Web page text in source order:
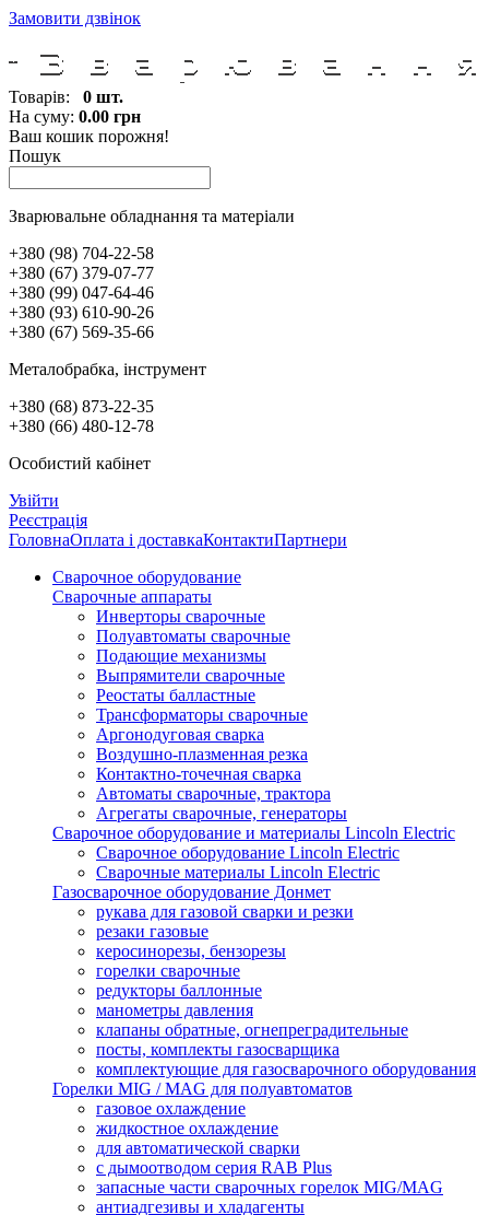
Замовити дзвінок
Товарів: 0 шт.
На суму: 0.00 грн
Ваш кошик порожня!
Пошук
Зварювальне обладнання та матеріали
+380 (98) 704-22-58
+380 (67) 379-07-77
+380 (99) 047-64-46
+380 (93) 610-90-26
+380 (67) 569-35-66
Металобрабка, інcтрумент
+380 (68) 873-22-35
+380 (66) 480-12-78
Особистий кабінет
Увійти
Реєстрація
ГоловнаОплата і доставкаКонтактиПартнери
Сварочное оборудование
Сварочные аппараты
Инверторы сварочные
Полуавтоматы сварочные
Подающие механизмы
Выпрямители сварочные
Реостаты балластные
Трансформаторы сварочные
Аргонодуговая сварка
Воздушно-плазменная резка
Контактно-точечная сварка
Автоматы сварочные, трактора
Агрегаты сварочные, генераторы
Сварочное оборудование и материалы Lincoln Electric
Сварочное оборудование Lincoln Electric
Сварочные материалы Lincoln Electric
Газосварочное оборудование Донмет
рукава для газовой сварки и резки
резаки газовые
керосинорезы, бензорезы
горелки сварочные
редукторы баллонные
манометры давления
клапаны обратные, огнепреградительные
посты, комплекты газосварщика
комплектующие для газосварочного оборудования
Горелки MIG / MAG для полуавтоматов
газовое охлаждение
жидкостное охлаждение
для автоматической сварки
с дымоотводом серия RAB Plus
запасные части сварочных горелок MIG/MAG
антиадгезивы и хладагенты